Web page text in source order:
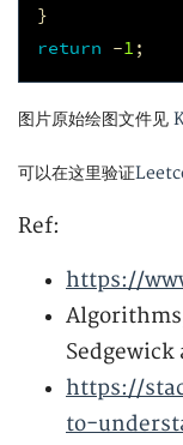
}
return -1 ;
图片原始绘图文件见
可以在这里验证
Ref:
https://
Sedgewick
https://
to-